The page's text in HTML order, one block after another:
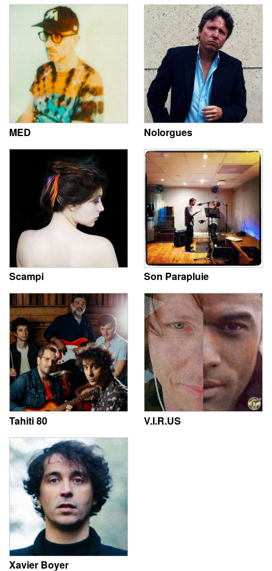
MED Nolorgues
Scampi Son Parapluie
Tahiti 80 V.I.R.US
Xavier Boyer